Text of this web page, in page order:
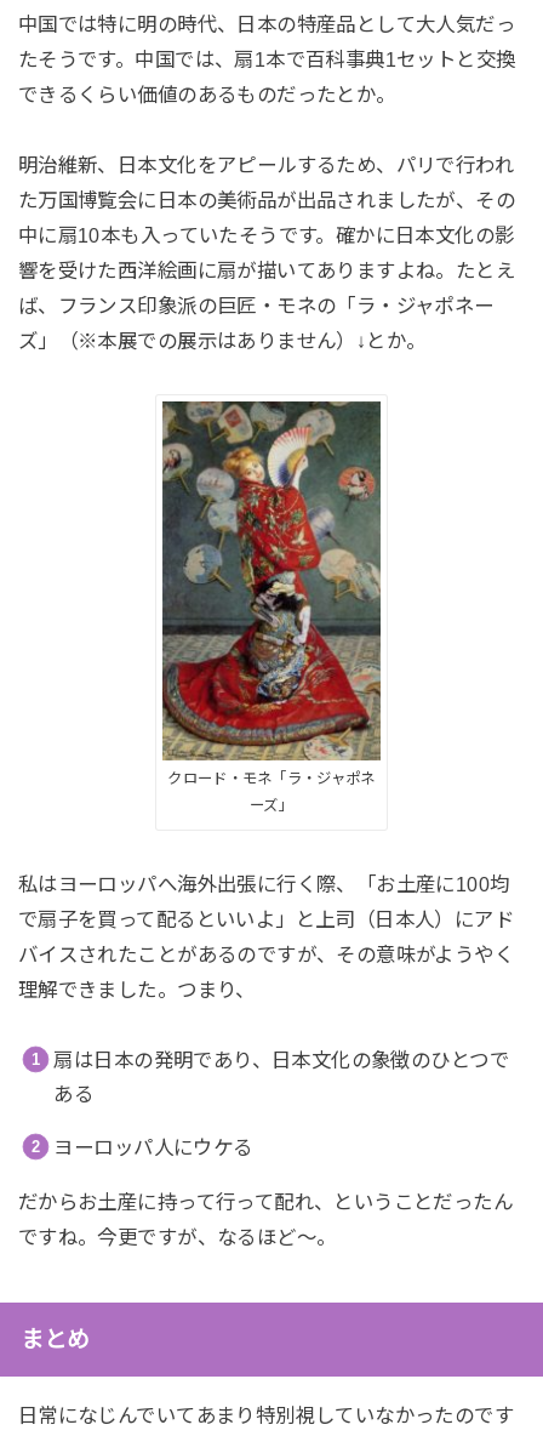
中国では特に明の時代、日本の特産品として大人気だっ
たそうです。中国では、扇1本で百科事典1セットと交換
できるくらい価値のあるものだったとか。
明治維新、日本文化をアピールするため、パリで行われ
た万国博覧会に日本の美術品が出品されましたが、その
中に扇10本も入っていたそうです。確かに日本文化の影
響を受けた西洋絵画に扇が描いてありますよね。たとえ
ば、フランス印象派の巨匠・モネの「ラ・ジャポネー
ズ」（※本展での展示はありません）↓とか。
クロード・モネ「ラ・ジャポネ
ーズ」
私はヨーロッパへ海外出張に行く際、「お土産に100均
で扇子を買って配るといいよ」と上司（日本人）にアド
バイスされたことがあるのですが、その意味がようやく
理解できました。つまり、
扇は日本の発明であり、日本文化の象徴のひとつで
ある
ヨーロッパ人にウケる
だからお土産に持って行って配れ、ということだったん
ですね。今更ですが、なるほど～。
まとめ
日常になじんでいてあまり特別視していなかったのです